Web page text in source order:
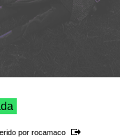
por rocamaco